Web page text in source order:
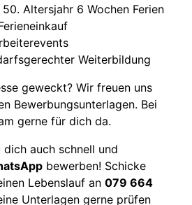
Altersjahr 6 Wochen Ferien
Weiterbildung
geweckt? Wir freuen uns
Bewerbungsunterlagen. Bei
gerne für dich da.
dich auch schnell und
bewerben! Schicke
Lebenslauf an 079 664
Unterlagen gerne prüfen